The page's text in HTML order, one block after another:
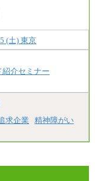
。
手当が支給されま
いません
(土) 東京
介セミナー
求企業
精神障がい